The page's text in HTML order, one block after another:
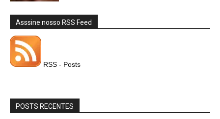
Asssine nosso RSS Feed
RSS - Posts
POSTS RECENTES